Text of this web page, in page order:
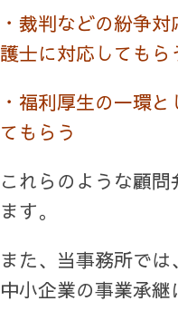
・裁判などの紛争
護士に対応してもら
・福利厚生の一環
てもらう
これらのような顧
ます。
また、当事務所では
中小企業の事業承